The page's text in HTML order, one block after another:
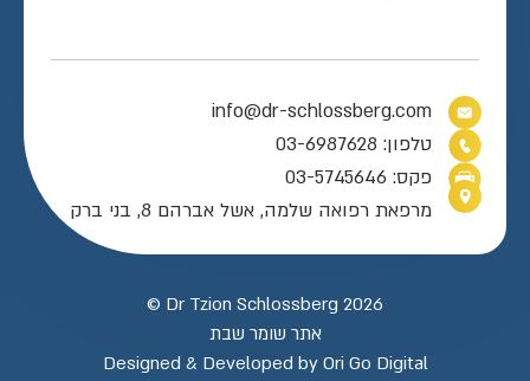
info@dr-schlossberg.com
טלפון: 03-6987628
פקס: 03-5745646
מרפאת רפואה שלמה, אשל אברהם 8, בני ברק
Dr Tzion Schlossberg 2026 ©
אתר שומר שבת
Designed & Developed by Ori Go Digital